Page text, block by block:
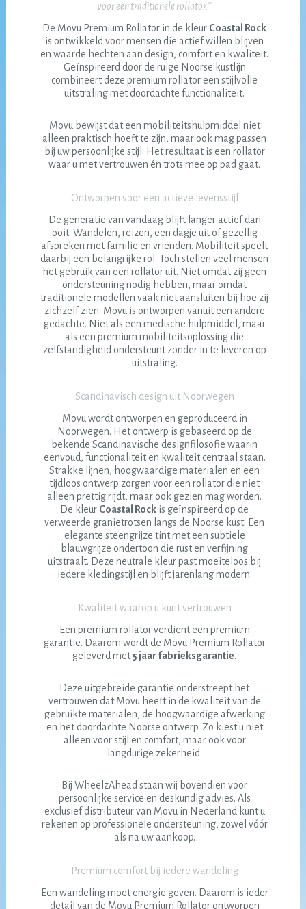
voor een traditionele rollator.''
De Movu Premium Rollator in de kleur Coastal Rock
is ontwikkeld voor mensen die actief willen blijven
en waarde hechten aan design, comfort en kwaliteit.
Geïnspireerd door de ruige Noorse kustlijn
combineert deze premium rollator een stijlvolle
uitstraling met doordachte functionaliteit.
Movu bewijst dat een mobiliteitshulpmiddel niet
alleen praktisch hoeft te zijn, maar ook mag passen
bij uw persoonlijke stijl. Het resultaat is een rollator
waar u met vertrouwen én trots mee op pad gaat.
Ontworpen voor een actieve levensstijl
De generatie van vandaag blijft langer actief dan
ooit. Wandelen, reizen, een dagje uit of gezellig
afspreken met familie en vrienden. Mobiliteit speelt
daarbij een belangrijke rol. Toch stellen veel mensen
het gebruik van een rollator uit. Niet omdat zij geen
ondersteuning nodig hebben, maar omdat
traditionele modellen vaak niet aansluiten bij hoe zij
zichzelf zien. Movu is ontworpen vanuit een andere
gedachte. Niet als een medische hulpmiddel, maar
als een premium mobiliteitsoplossing die
zelfstandigheid ondersteunt zonder in te leveren op
uitstraling.
Scandinavisch design uit Noorwegen
Movu wordt ontworpen en geproduceerd in
Noorwegen. Het ontwerp is gebaseerd op de
bekende Scandinavische designfilosofie waarin
eenvoud, functionaliteit en kwaliteit centraal staan.
Strakke lijnen, hoogwaardige materialen en een
tijdloos ontwerp zorgen voor een rollator die niet
alleen prettig rijdt, maar ook gezien mag worden.
De kleur Coastal Rock is geïnspireerd op de
verweerde granietrotsen langs de Noorse kust. Een
elegante steengrijze tint met een subtiele
blauwgrijze ondertoon die rust en verfijning
uitstraalt. Deze neutrale kleur past moeiteloos bij
iedere kledingstijl en blijft jarenlang modern.
Kwaliteit waarop u kunt vertrouwen
Een premium rollator verdient een premium
garantie. Daarom wordt de Movu Premium Rollator
geleverd met5 jaar fabrieksgarantie.
Deze uitgebreide garantie onderstreept het
vertrouwen dat Movu heeft in de kwaliteit van de
gebruikte materialen, de hoogwaardige afwerking
en het doordachte Noorse ontwerp. Zo kiest u niet
alleen voor stijl en comfort, maar ook voor
langdurige zekerheid.
Bij WheelzAhead staan wij bovendien voor
persoonlijke service en deskundig advies. Als
exclusief distributeur van Movu in Nederland kunt u
rekenen op professionele ondersteuning, zowel vóór
als na uw aankoop.
Premium comfort bij iedere wandeling
Een wandeling moet energie geven. Daarom is ieder
detail van de Movu Premium Rollator ontworpen